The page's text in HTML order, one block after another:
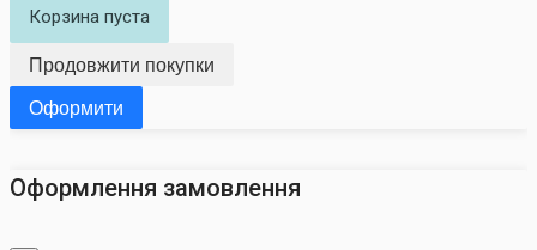
Корзина пуста
Продовжити покупки
Оформити
Оформлення замовлення